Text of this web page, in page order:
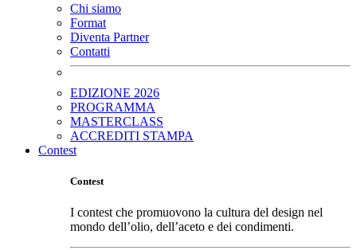
Chi siamo
Format
Diventa Partner
Contatti
EDIZIONE 2026
PROGRAMMA
MASTERCLASS
ACCREDITI STAMPA
Contest
Contest
I contest che promuovono la cultura del design nel
mondo dell’olio, dell’aceto e dei condimenti.